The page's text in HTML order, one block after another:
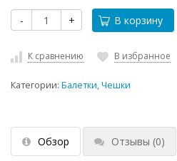
- + В корзину
К сравнению В избранное
Категории: Балетки, Чешки
Обзор Отзывы (0)